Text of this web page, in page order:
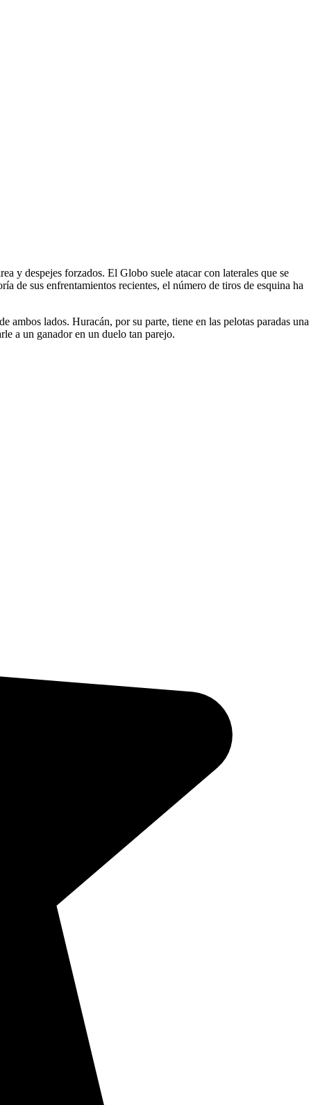
y despejes forzados. El Globo suele atacar con laterales que se
de sus enfrentamientos recientes, el número de tiros de esquina ha
ambos lados. Huracán, por su parte, tiene en las pelotas paradas una
a un ganador en un duelo tan parejo.